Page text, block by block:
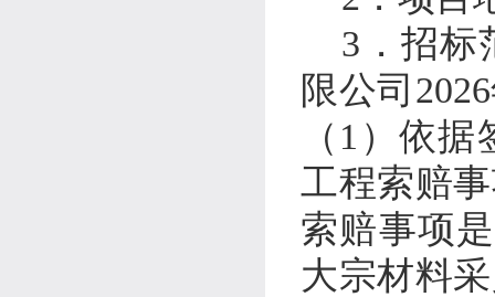
3 ． 招标
限公司 2026
（ 1 ）依据
工程索赔
索赔事项
大宗材料